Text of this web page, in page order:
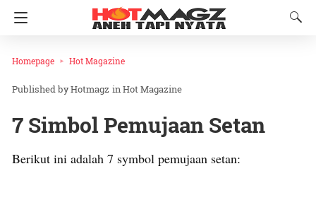
Homepage Hot Magazine
Hotmagz inHot Magazine
7 Simbol Pemujaan Setan
Berikut ini adalah 7 symbol pemujaan setan: